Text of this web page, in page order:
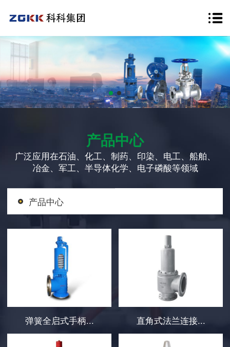
产品中心
广泛应用在石油、化工、制药、印染、电工、船舶、
冶金、军工、半导体化学、电子磷酸等领域
产品中心
弹簧全启式手柄... 直角式法兰连接...